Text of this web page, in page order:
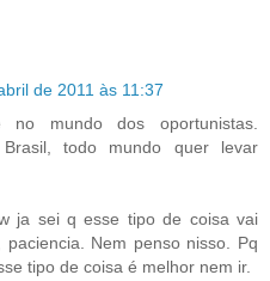
de 2011 às 11:37
no mundo dos oportunistas.
todo mundo quer levar
ja sei q esse tipo de coisa vai
paciencia. Nem penso nisso. Pq
tipo de coisa é melhor nem ir.